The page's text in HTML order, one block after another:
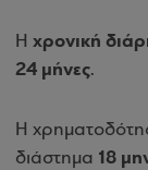
Η χρονική
24 μήνες.
Η
διάστημα 18